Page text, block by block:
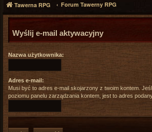
Tawerna RPG Forum Tawerny RPG
Wyślij e-mail aktywacyjny
Nazwa użytkownika:
Adres e-mail:
Musi być to adres e-mail skojarzony z twoim kontem.
poziomu panelu zarządzania kontem, jest to adres